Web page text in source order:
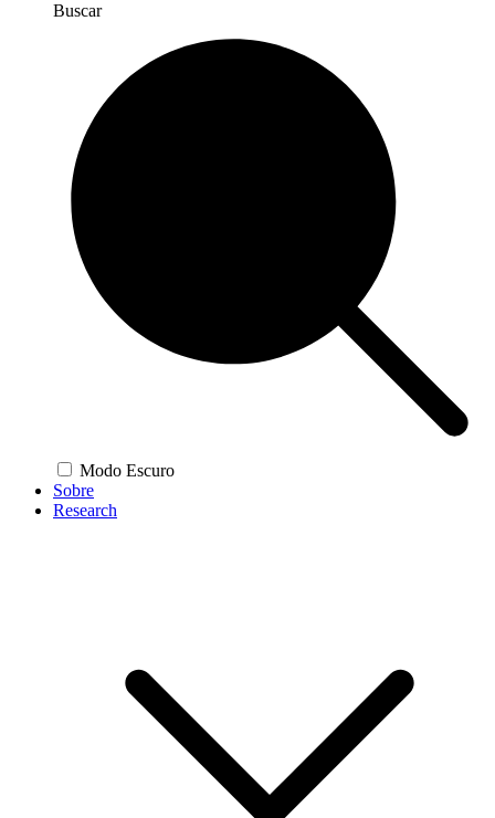
Buscar
Modo Escuro
Sobre
Research